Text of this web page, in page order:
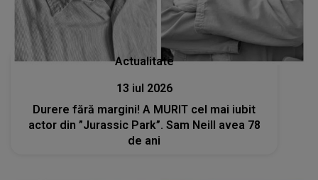
Actualitate
13 iul 2026
Durere fără margini! A MURIT cel mai iubit
actor din ”Jurassic Park”. Sam Neill avea 78
de ani